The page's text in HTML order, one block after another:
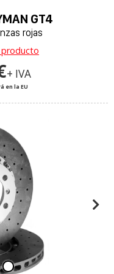
GT4
rojas
+ IVA
en la EU